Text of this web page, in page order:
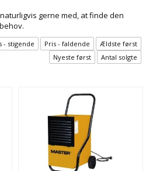
gerne med, at finde den
- stigende Pris - faldende
Ældste først
Nyeste først
Antal solgte